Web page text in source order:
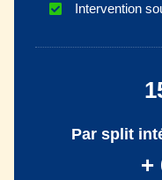
Intervention
Par split
+